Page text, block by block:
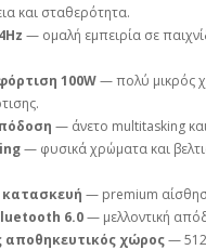
και σταθερότητα.
— ομαλή εμπειρία σε
100W— πολύ μικρός
— άνετο multitasking
— φυσικά χρώματα και
κατασκευή — premium
6.0— μελλοντική
αποθηκευτικός χώρος—